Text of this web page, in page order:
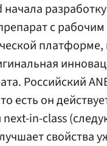
с
Российский
есть он
in-class
свойства